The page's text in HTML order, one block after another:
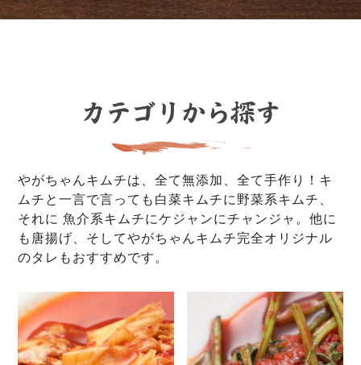
やがちゃんキムチは、全て無添加、全て手作り！キ
ムチと一言で言っても白菜キムチに野菜系キムチ、
それに 魚介系キムチにケジャンにチャンジャ。他に
も唐揚げ、そしてやがちゃんキムチ完全オリジナル
のタレもおすすめです。